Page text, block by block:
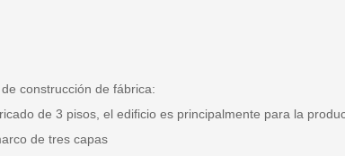
construcción de fábrica:
de 3 pisos, el edificio es principalmente para la
de tres capas